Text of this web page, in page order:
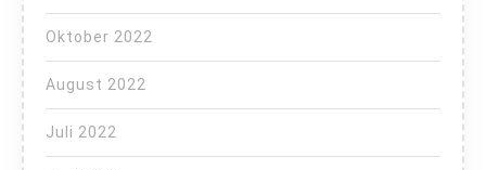
Oktober 2022
August 2022
Juli 2022